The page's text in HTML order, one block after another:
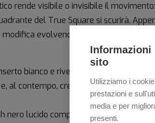
Informazioni
sito
Utilizziamo i
prestazioni e
media e per
presenti.
rende visibile o invisibile il movimento:
del True Square si scurirà.
evolvendo prima in grigio per poi
bianco e rivestite in Super-
al contempo, creano un tocco di
nero lucido completa questo